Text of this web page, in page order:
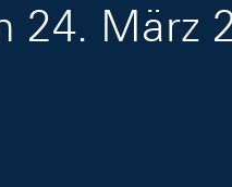
24. März